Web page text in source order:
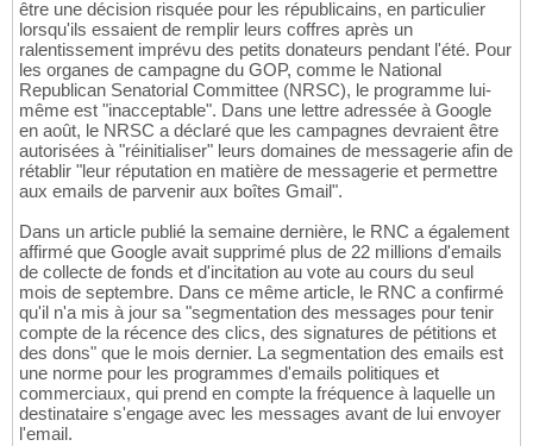
être une décision risquée pour les républicains, en particulier
lorsqu'ils essaient de remplir leurs coffres après un
ralentissement imprévu des petits donateurs pendant l'été. Pour
les organes de campagne du GOP, comme le National
Republican Senatorial Committee (NRSC), le programme lui-
même est "inacceptable". Dans une lettre adressée à Google
en août, le NRSC a déclaré que les campagnes devraient être
autorisées à "réinitialiser" leurs domaines de messagerie afin de
rétablir "leur réputation en matière de messagerie et permettre
aux emails de parvenir aux boîtes Gmail".
Dans un article publié la semaine dernière, le RNC a également
affirmé que Google avait supprimé plus de 22 millions d'emails
de collecte de fonds et d'incitation au vote au cours du seul
mois de septembre. Dans ce même article, le RNC a confirmé
qu'il n'a mis à jour sa "segmentation des messages pour tenir
compte de la récence des clics, des signatures de pétitions et
des dons" que le mois dernier. La segmentation des emails est
une norme pour les programmes d'emails politiques et
commerciaux, qui prend en compte la fréquence à laquelle un
destinataire s'engage avec les messages avant de lui envoyer
l'email.